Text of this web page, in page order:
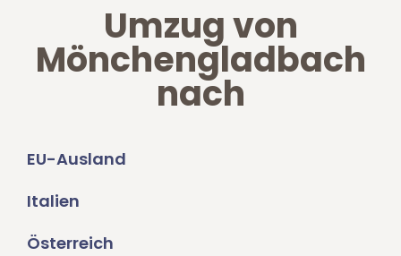
Umzug von
Mönchengladbach
nach
EU-Ausland
Italien
Österreich